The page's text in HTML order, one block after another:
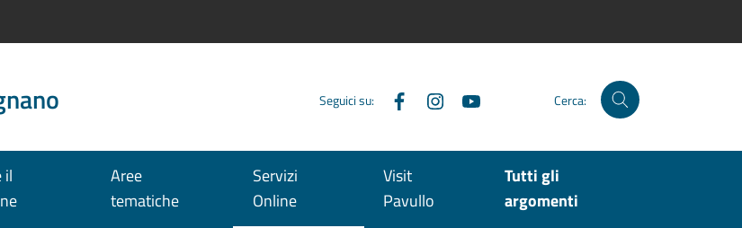
Seguici su: FacebookInstagram Cerca:
il
Aree
tematiche
Servizi
Online
Visit
Pavullo
Tutti gli
argomenti